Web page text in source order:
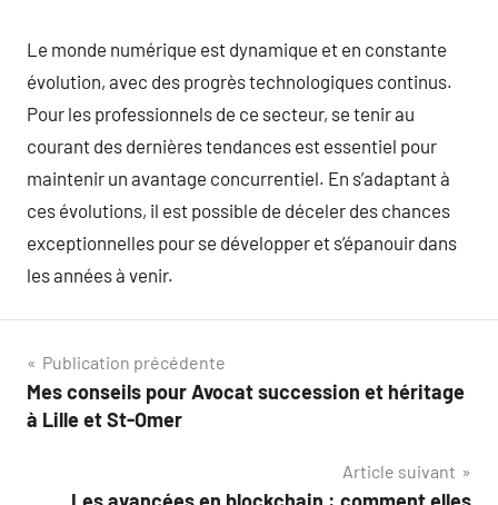
Le monde numérique est dynamique et en constante
évolution, avec des progrès technologiques continus.
Pour les professionnels de ce secteur, se tenir au
courant des dernières tendances est essentiel pour
maintenir un avantage concurrentiel. En s’adaptant à
ces évolutions, il est possible de déceler des chances
exceptionnelles pour se développer et s’épanouir dans
les années à venir.
Navigation
de
Publication précédente
Mes conseils pour Avocat succession et héritage
à Lille et St-Omer
Article suivant